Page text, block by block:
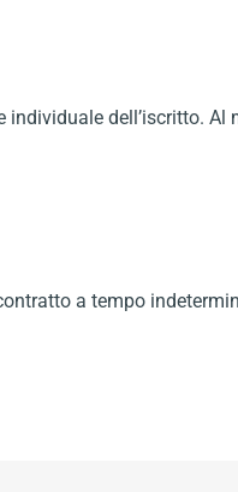
dell’iscritto. Al
a tempo